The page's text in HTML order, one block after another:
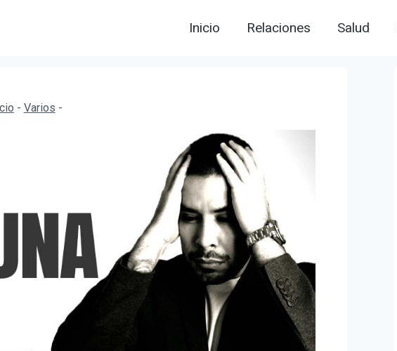
Inicio Relaciones Salud
- Varios -